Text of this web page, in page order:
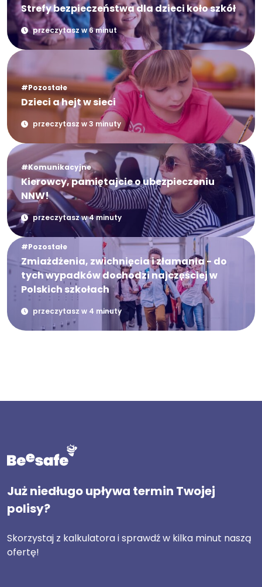
Strefy bezpieczeństwa dla dzieci koło szkół
przeczytasz w 6 minut
#Pozostałe
Dzieci a hejt w sieci
przeczytasz w 3 minuty
#Komunikacyjne
Kierowcy, pamiętajcie o ubezpieczeniu
NNW!
przeczytasz w 4 minuty
#Pozostałe
Zmiażdżenia, zwichnięcia i złamania - do
tych wypadków dochodzi najczęściej w
Polskich szkołach
przeczytasz w 4 minuty
Już niedługo upływa termin Twojej
polisy?
Skorzystaj z kalkulatora i sprawdź w kilka minut naszą
ofertę!